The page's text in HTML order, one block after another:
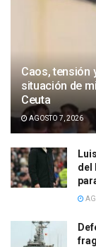
Caos, tensión
situación de
Ceuta
AGOSTO 7, 2026
del